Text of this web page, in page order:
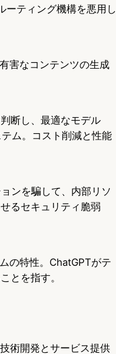
ティング機構を悪用し
害なコンテンツの生成
断し、最適なモデル
ム。コスト削減と性能
ンを騙して、内部リソ
るセキュリティ脆弱
の特性。ChatGPTがテ
とを指す。
術開発とサービス提供